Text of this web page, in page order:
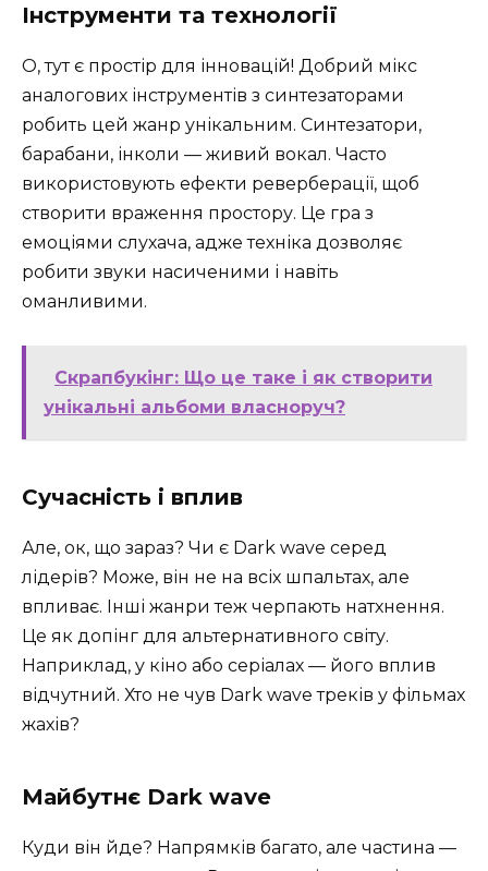
Інструменти та технології
О, тут є простір для інновацій! Добрий мікс
аналогових інструментів з синтезаторами
робить цей жанр унікальним. Синтезатори,
барабани, інколи — живий вокал. Часто
використовують ефекти реверберації, щоб
створити враження простору. Це гра з
емоціями слухача, адже техніка дозволяє
робити звуки насиченими і навіть
оманливими.
Скрапбукінг: Що це таке і як створити
унікальні альбоми власноруч?
Сучасність і вплив
Але, ок, що зараз? Чи є Dark wave серед
лідерів? Може, він не на всіх шпальтах, але
впливає. Інші жанри теж черпають натхнення.
Це як допінг для альтернативного світу.
Наприклад, у кіно або серіалах — його вплив
відчутний. Хто не чув Dark wave треків у фільмах
жахів?
Майбутнє Dark wave
Куди він йде? Напрямків багато, але частина —